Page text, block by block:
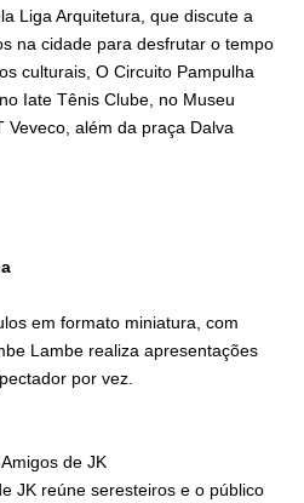
Liga Arquitetura, que discute a
na cidade para desfrutar o tempo
culturais, O Circuito Pampulha
Iate Tênis Clube, no Museu
Veveco, além da praça Dalva
em formato miniatura, com
Lambe realiza apresentações
por vez.
de JK
JK reúne seresteiros e o público